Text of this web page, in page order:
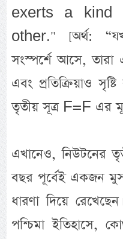
exerts a kind
other." [অর্থ:
সংস্পর্শে আসে,
এবং প্রতিক্রিয়াও
তৃতীয় সূত্র F=F এর
এখানেও, নিউটনের
বছর পূর্বেই একজন
ধারণা দিয়ে
পশ্চিমা ইতিহাসে,